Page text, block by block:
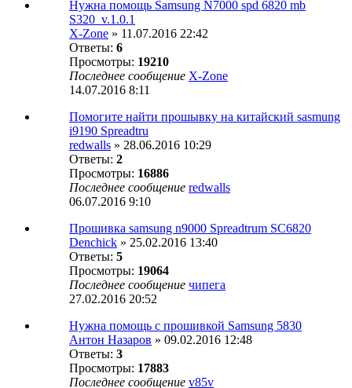
Нужна помощь Samsung N7000 spd 6820 mb
S320_v.1.0.1
X-Zone » 11.07.2016 22:42
Ответы: 6
Просмотры: 19210
Последнее сообщение X-Zone
14.07.2016 8:11
Помогите найти прошывку на китайский sasmung
i9190 Spreadtru
redwalls » 28.06.2016 10:29
Ответы: 2
Просмотры: 16886
Последнее сообщение redwalls
06.07.2016 9:10
Прошивка samsung n9000 Spreadtrum SC6820
Denchick » 25.02.2016 13:40
Ответы: 5
Просмотры: 19064
Последнее сообщение чипега
27.02.2016 20:52
Нужна помощь с прошивкой Samsung 5830
Антон Назаров » 09.02.2016 12:48
Ответы: 3
Просмотры: 17883
Последнее сообщение v85v